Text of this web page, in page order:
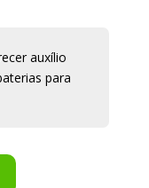
auxílio
para